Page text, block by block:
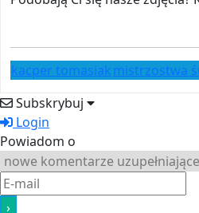
kacper tomasiakmistrzostwa
Subskrybuj
Login
Powiadom o